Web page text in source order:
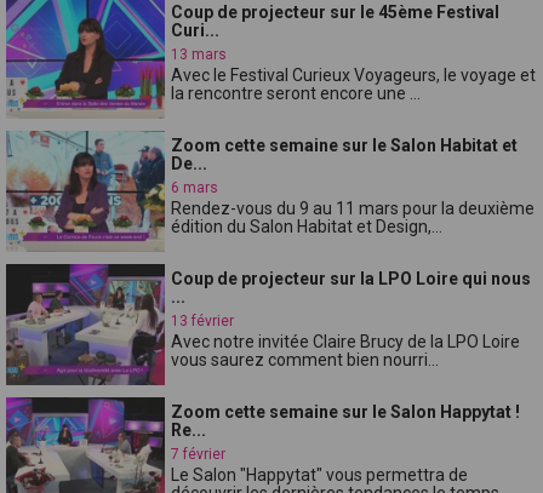
Coup de projecteur sur le 45ème Festival
Curi...
13 mars
Avec le Festival Curieux Voyageurs, le voyage et
la rencontre seront encore une ...
Zoom cette semaine sur le Salon Habitat et
De...
6 mars
Rendez-vous du 9 au 11 mars pour la deuxième
édition du Salon Habitat et Design,...
Coup de projecteur sur la LPO Loire qui nous
...
13 février
Avec notre invitée Claire Brucy de la LPO Loire
vous saurez comment bien nourri...
Zoom cette semaine sur le Salon Happytat !
Re...
7 février
Le Salon "Happytat" vous permettra de